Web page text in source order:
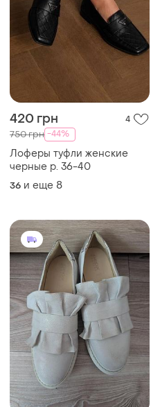
420 грн 4
750 грн -44%
Лоферы туфли женские
черные р. 36-40
36 и еще 8